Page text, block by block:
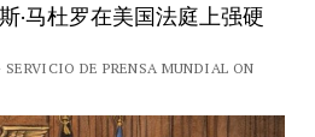
·马杜罗在美国法庭上强硬
SERVICIO DE PRENSA MUNDIAL ON